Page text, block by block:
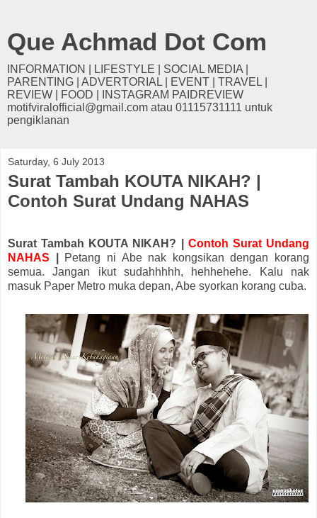
Que Achmad Dot Com
INFORMATION | LIFESTYLE | SOCIAL MEDIA |
PARENTING | ADVERTORIAL | EVENT | TRAVEL |
REVIEW | FOOD | INSTAGRAM PAIDREVIEW
motifviralofficial@gmail.com atau 01115731111 untuk
pengiklanan
Saturday, 6 July 2013
Surat Tambah KOUTA NIKAH? |
Contoh Surat Undang NAHAS
Surat Tambah KOUTA NIKAH? | Contoh Surat Undang
NAHAS
Petang ni Abe nak kongsikan dengan korang
semua. Jangan ikut sudahhhhh, hehhehehe. Kalu nak
masuk Paper Metro muka depan, Abe syorkan korang cuba.